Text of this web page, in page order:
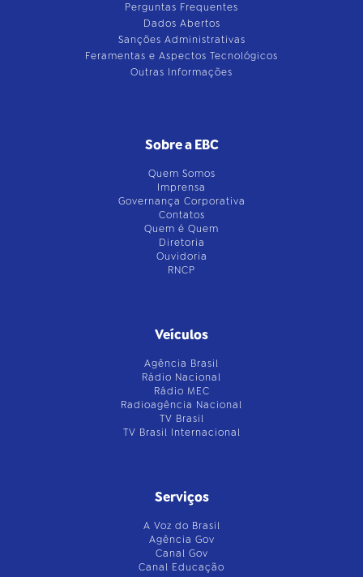
Perguntas Frequentes
Dados Abertos
Sanções Administrativas
Feramentas e Aspectos Tecnológicos
Outras Informações
Sobre a EBC
Quem Somos
Imprensa
Governança Corporativa
Contatos
Quem é Quem
Diretoria
Ouvidoria
RNCP
Veículos
Agência Brasil
Rádio Nacional
Rádio MEC
Radioagência Nacional
TV Brasil
TV Brasil Internacional
Serviços
A Voz do Brasil
Agência Gov
Canal Gov
Canal Educação